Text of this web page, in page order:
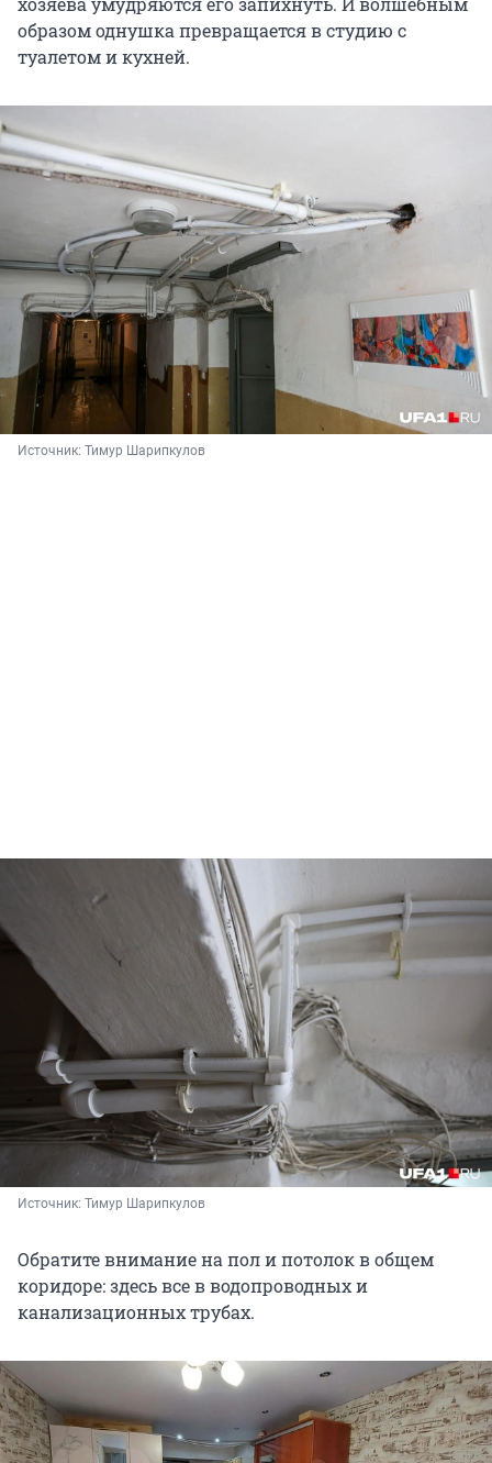
образом однушка превращается в студию с
туалетом и кухней.
Источник: Тимур Шарипкулов
Источник: Тимур Шарипкулов
Обратите внимание на пол и потолок в общем
коридоре: здесь все в водопроводных и
канализационных трубах.